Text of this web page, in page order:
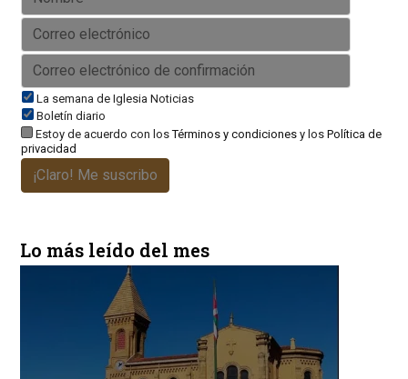
La semana de Iglesia Noticias
Boletín diario
Estoy de acuerdo con losTérminos y condicionesy los Política de
privacidad
¡Claro! Me suscribo
Lo más leído del mes